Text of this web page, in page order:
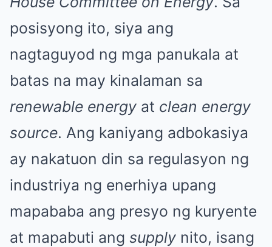
posisyong ito, siya ang
nagtaguyod ng mga panukala at
batas na may kinalaman sa
renewable energy at clean energy
source. Ang kaniyang adbokasiya
ay nakatuon din sa regulasyon ng
industriya ng enerhiya upang
mapababa ang presyo ng kuryente
at mapabuti ang supply nito, isang